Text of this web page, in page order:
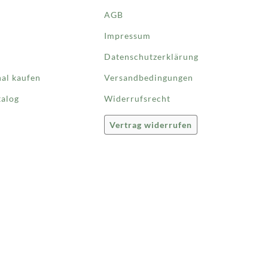
kaufen
AGB
Impressum
Datenschutzerklärung
Versandbedingungen
Widerrufsrecht
Vertrag widerrufen